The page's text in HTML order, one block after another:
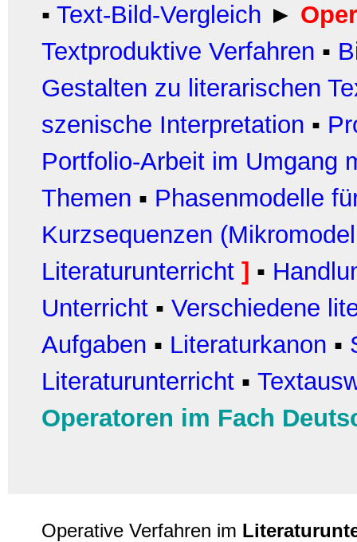
▪ Text-Bild-Vergleich ►
Textproduktive Verfahren ▪
Gestalten zu literarischen
szenische Interpretation ▪
Portfolio-Arbeit im Umgang
Themen ▪ Phasenmodelle
Kurzsequenzen
Literaturunterricht ] ▪
Unterricht ▪ Verschiedene
Aufgaben ▪ Literaturkanon ▪
Literaturunterricht ▪
Operatoren im Fach
Operative Verfahren im